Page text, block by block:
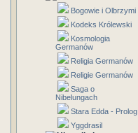
Bogowie i Olbrzymi
Kodeks Królewski
Kosmologia
Germanów
Religia Germanów
Religie Germanów
Saga o
Nibelungach
Stara Edda - Prolog
Yggdrasil